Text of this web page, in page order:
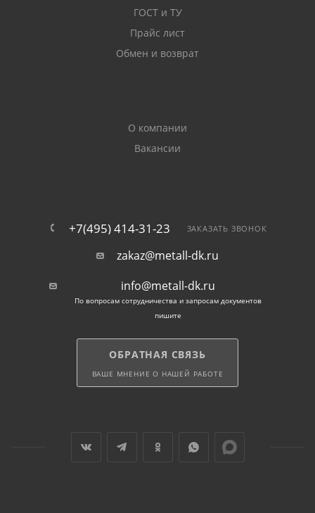
ГОСТ и ТУ
Прайс лист
Обмен и возврат
О компании
Вакансии
+7(495) 414-31-23 ЗАКАЗАТЬ ЗВОНОК
zakaz@metall-dk.ru
info@metall-dk.ru
По вопросам сотрудничества и запросам документов
пишите
ОБРАТНАЯ СВЯЗЬ
ВАШЕ МНЕНИЕ О НАШЕЙ РАБОТЕ